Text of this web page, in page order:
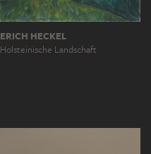
ERICH HECKEL
Holsteinische Landschaft